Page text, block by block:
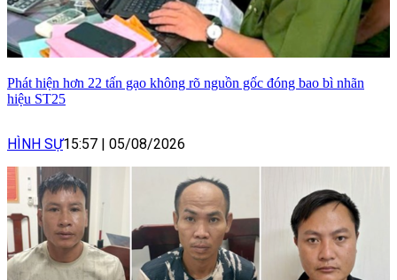
Phát hiện hơn 22 tấn gạo không rõ nguồn gốc đóng bao bì nhãn
hiệu ST25
HÌNH SỰ15:57 05/08/2026